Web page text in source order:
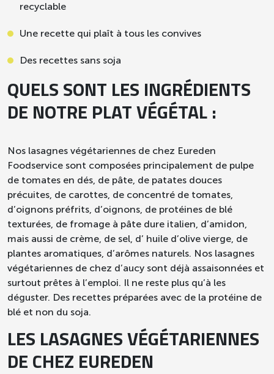
recyclable
Une recette qui plaît à tous les convives
Des recettes sans soja
QUELS SONT LES INGRÉDIENTS
DE NOTRE PLAT VÉGÉTAL :
Nos lasagnes végétariennes de chez Eureden
Foodservice sont composées principalement de pulpe
de tomates en dés, de pâte, de patates douces
précuites, de carottes, de concentré de tomates,
d’oignons préfrits, d’oignons, de protéines de blé
texturées, de fromage à pâte dure italien, d’amidon,
mais aussi de crème, de sel, d’ huile d’olive vierge, de
plantes aromatiques, d’arômes naturels. Nos lasagnes
végétariennes de chez d’aucy sont déjà assaisonnées et
surtout prêtes à l’emploi. Il ne reste plus qu’à les
déguster. Des recettes préparées avec de la protéine de
blé et non du soja.
LES LASAGNES VÉGÉTARIENNES
DE CHEZ EUREDEN